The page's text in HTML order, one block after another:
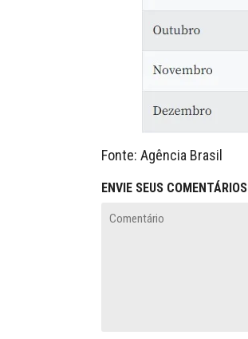
Fonte: Agência Brasil
ENVIE SEUS COMENTÁRIOS